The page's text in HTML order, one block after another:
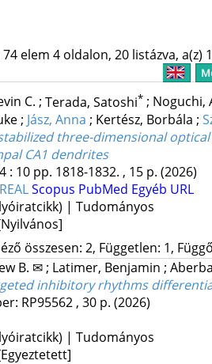
74 elem 4 oldalon, 20 listázva, a(z)
C. ; Terada, Satoshi* ; Noguchi,
; Jász, Anna ; Kertész, Borbála ;
three-dimensional
CA1 dendrites
: 10 pp. 1818-1832. , 15 p. (2026)
REALScopus PubMed Egyéb URL
| Tudományos
összesen: 2, Független: 1,
B. ✉ ; Latimer, Benjamin ;
inhibitory rhythms
RP95562 , 30 p. (2026)
| Tudományos